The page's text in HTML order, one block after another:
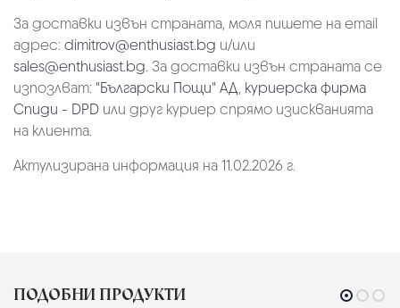
За доставки извън страната, моля пишете на email
адрес: dimitrov@enthusiast.bg и/или
sales@enthusiast.bg. За доставки извън страната се
изпозлват: "Български Пощи" АД, куриерска фирма
Спиди - DPD или друг куриер спрямо изискванията
на клиента.
Актулизирана информация на 11.02.2026 г.
ПОДОБНИ ПРОДУКТИ